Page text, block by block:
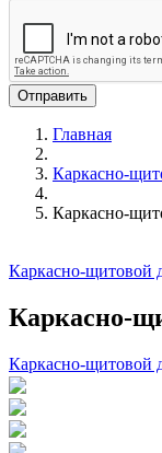
Главная
Каркасно-
Каркасно-
Каркасно-щитовой
Каркасно-
Каркасно-щитовой